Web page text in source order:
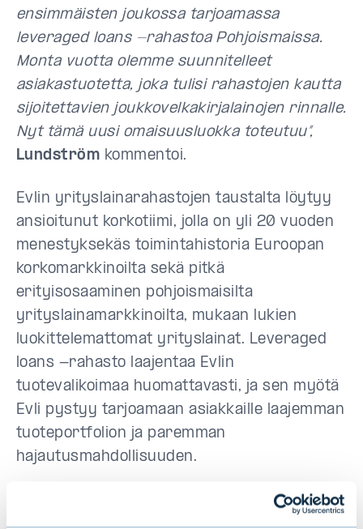
ensimmäisten joukossa tarjoamassa
leveraged loans -rahastoa Pohjoismaissa.
Monta vuotta olemme suunnitelleet
asiakastuotetta, joka tulisi rahastojen kautta
sijoitettavien joukkovelkakirjalainojen rinnalle.
Nyt tämä uusi omaisuusluokka toteutuu”,
Lundström kommentoi.
Evlin yrityslainarahastojen taustalta löytyy
ansioitunut korkotiimi, jolla on yli 20 vuoden
menestyksekäs toimintahistoria Euroopan
korkomarkkinoilta sekä pitkä
erityisosaaminen pohjoismaisilta
yrityslainamarkkinoilta, mukaan lukien
luokittelemattomat yrityslainat. Leveraged
loans -rahasto laajentaa Evlin
tuotevalikoimaa huomattavasti, ja sen myötä
Evli pystyy tarjoamaan asiakkaille laajemman
tuoteportfolion ja paremman
hajautusmahdollisuuden.
Lisätietoja: